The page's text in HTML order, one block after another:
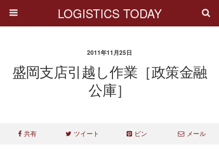
LOGISTICS TODAY
2011年11月25日
盛岡支店引越し作業［政策金融
公庫］
共有 ツイート ピン メール